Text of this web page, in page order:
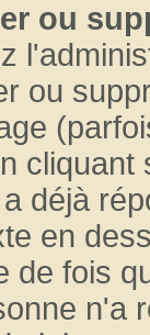
ou
ou
déjà
en
de fois
n'a